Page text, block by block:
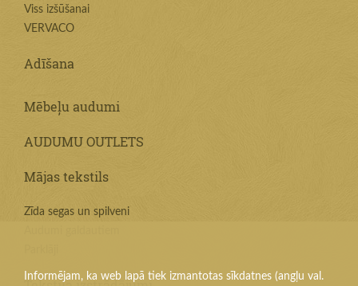
Informējam, ka web lapā tiek izmantotas sīkdatnes (angļu val.
Viss izšūšanai
VERVACO
Adīšana
Mēbeļu audumi
AUDUMU OUTLETS
Mājas tekstils
Zīda segas un spilveni